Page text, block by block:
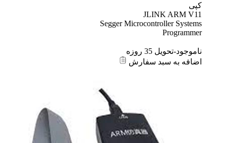
کپی
JLINK ARM V11
Segger Microcontroller Systems
Programmer
ناموجود-تحویل 35 روزه
اضافه به سبد سفارش